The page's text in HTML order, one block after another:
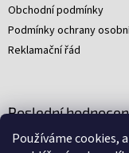
Používáme cookies,
Obchodní podmínky
Podmínky ochrany
Reklamační řád
Poslední